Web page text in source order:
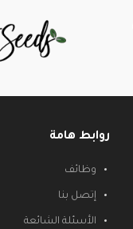
روابط هامة
وظائف
إتصل بنا
الأسئلة الشائعة